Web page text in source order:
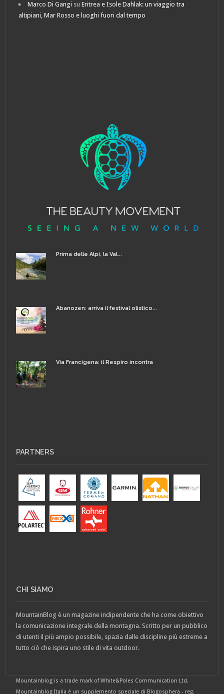
Marco Di Gangi suEritrea e Isole Dahlak: un viaggio tra
altipiani, Mar Rosso e luoghi fuori dal tempo
Prima delle Alpi, la Val...
Abanozen: arriva il festival olistico...
Via Francigena: il Respiro incontra
PARTNERS
CHI SIAMO
MountainBlog è un magazine indipendente che ha come obiettivo
la comunicazione integrale della montagna. Scritto per un pubblico
di utenti il più ampio possibile, spazia dalle discipline più estreme a
tutto ciò che ispira uno stile di vita outdoor.
Mountainblog is a trade mark of White&Poles Communication Ltd.
Mountainblog Italia è un supplemento speciale di Blogosphera - reg.